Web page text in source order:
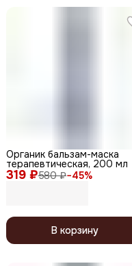
319 ₽580 ₽−45%
Органик бальзам-маска
терапевтическая, 200 мл
В корзину